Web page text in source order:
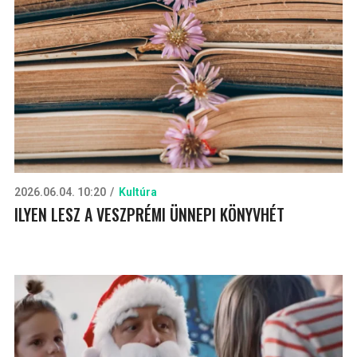
2026.06.04. 10:20 Kultúra
ILYEN LESZ A VESZPRÉMI ÜNNEPI KÖNYVHÉT